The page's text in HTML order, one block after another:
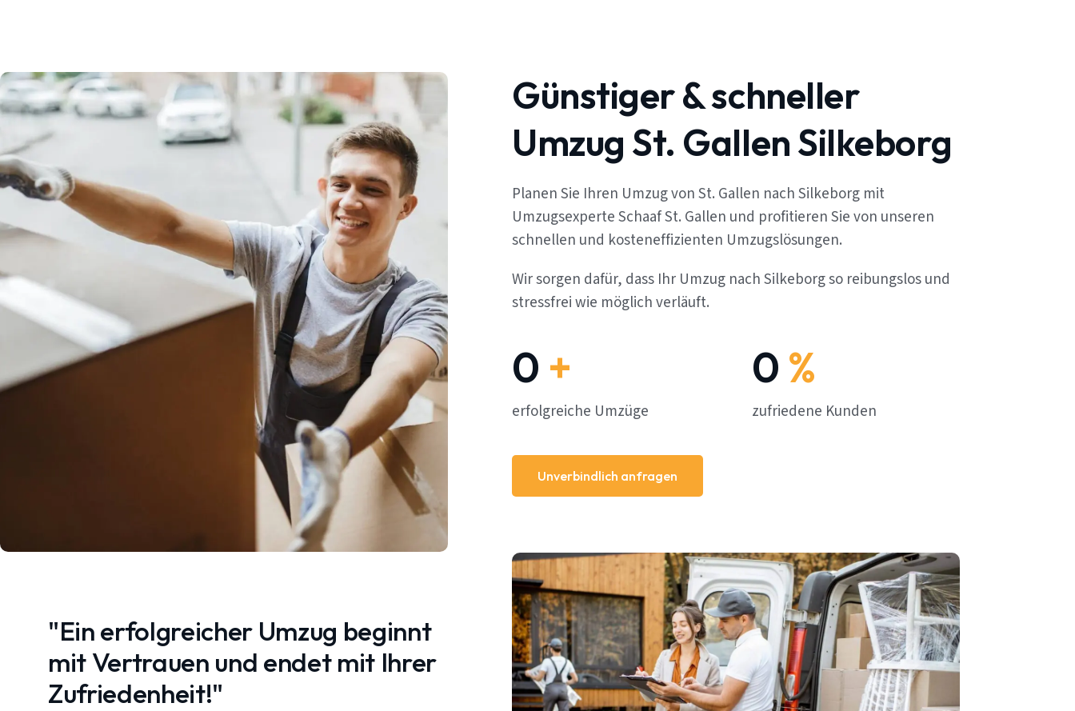
"Ein erfolgreicher Umzug beginnt
mit Vertrauen und endet mit Ihrer
Zufriedenheit!"
Günstiger & schneller
Umzug St. Gallen Silkeborg
Planen Sie Ihren Umzug von St. Gallen nach Silkeborg mit
Umzugsexperte Schaaf St. Gallen und profitieren Sie von unseren
schnellen und kosteneffizienten Umzugslösungen.
Wir sorgen dafür, dass Ihr Umzug nach Silkeborg so reibungslos und
stressfrei wie möglich verläuft.
0 +
erfolgreiche Umzüge
0 %
zufriedene Kunden
Unverbindlich anfragen